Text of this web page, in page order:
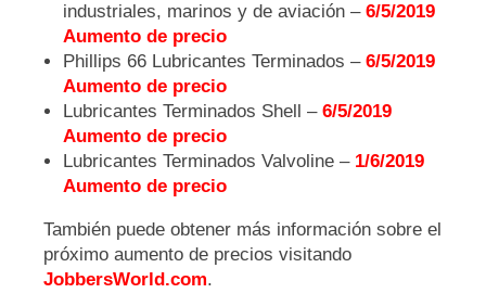
industriales, marinos y de aviación – 6/5/2019
Aumento de precio
Phillips 66 Lubricantes Terminados – 6/5/2019
Aumento de precio
Lubricantes Terminados Shell – 6/5/2019
Aumento de precio
Lubricantes Terminados Valvoline – 1/6/2019
Aumento de precio
También puede obtener más información sobre el
próximo aumento de precios visitando
JobbersWorld.com.